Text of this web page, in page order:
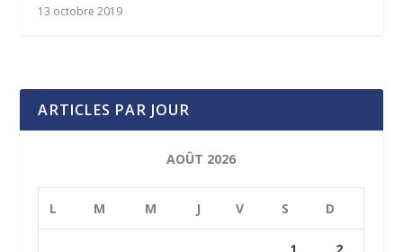
13 octobre 2019
ARTICLES PAR JOUR
AOÛT 2026
L M M J V S D